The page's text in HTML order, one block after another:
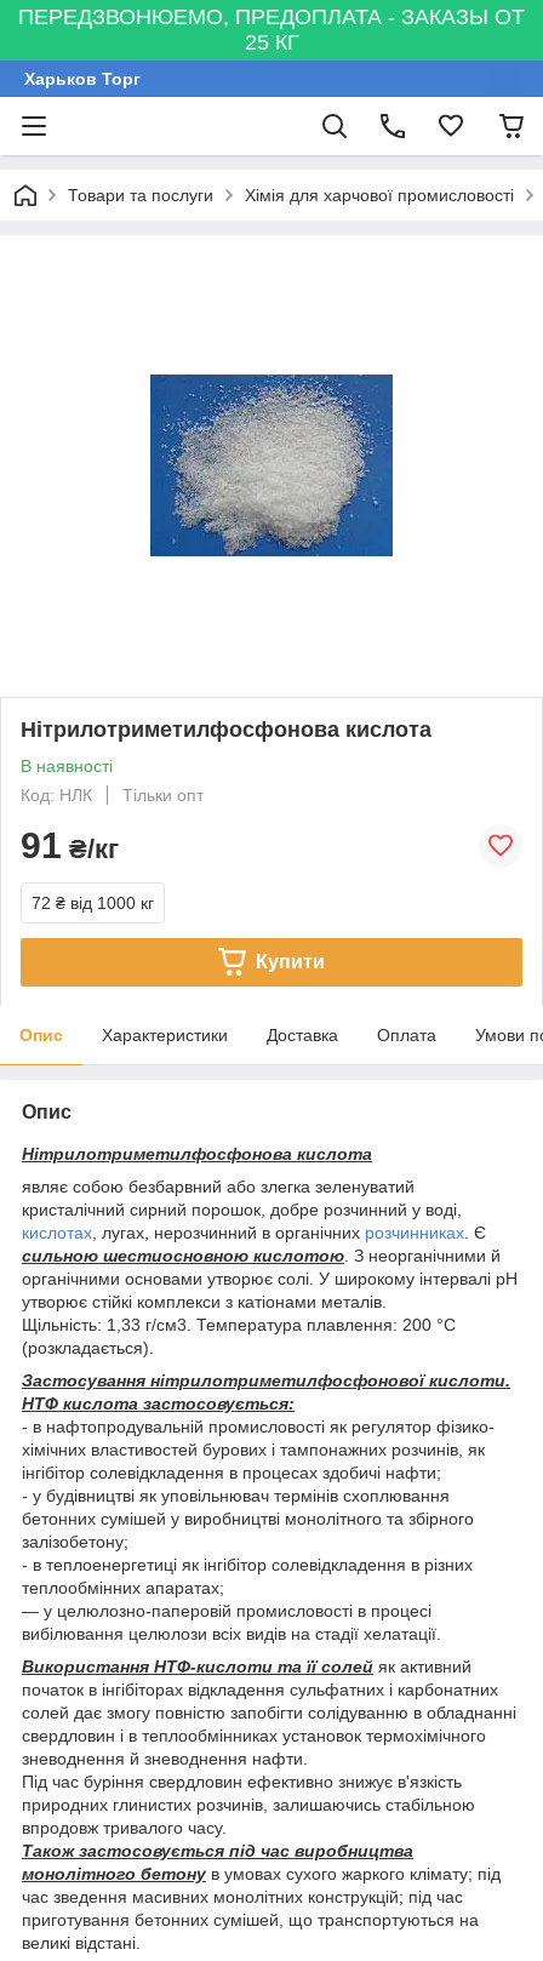
ПЕРЕДЗВОНЮЕМО, ПРЕДОПЛАТА - ЗАКАЗЫ ОТ
25 КГ
Харьков Торг
Товари та послуги Хімія для харчової промисловості
Нітрилотриметилфосфонова кислота
В наявності
Код: НЛК
Тільки опт
91 ₴/кг
72 ₴ від 1000 кг
Купити
Опис Характеристики Доставка Оплата Умови
Опис
Нітрилотриметилфосфонова кислота
являє собою безбарвний або злегка зеленуватий
кристалічний сирний порошок, добре розчинний у воді,
кислотах , лугах, нерозчинний в органічних розчинниках . Є
сильною шестиосновною кислотою . З неорганічними й
органічними основами утворює солі. У широкому інтервалі pH
утворює стійкі комплекси з катіонами металів.
Щільність: 1,33 г/см3. Температура плавлення: 200 °C
(розкладається).
Застосування нітрилотриметилфосфонової кислоти.
НТФ кислота застосовується:
- в нафтопродувальній промисловості як регулятор фізико-
хімічних властивостей бурових і тампонажних розчинів, як
інгібітор солевідкладення в процесах здобичі нафти;
- у будівництві як уповільнювач термінів схоплювання
бетонних сумішей у виробництві монолітного та збірного
залізобетону;
- в теплоенергетиці як інгібітор солевідкладення в різних
теплообмінних апаратах;
— у целюлозно-паперовій промисловості в процесі
вибілювання целюлози всіх видів на стадії хелатації.
Використання НТФ-кислоти та її солей як активний
початок в інгібіторах відкладення сульфатних і карбонатних
солей дає змогу повністю запобігти солідуванню в обладнанні
свердловин і в теплообмінниках установок термохімічного
зневоднення й зневоднення нафти.
Під час буріння свердловин ефективно знижує в'язкість
природних глинистих розчинів, залишаючись стабільною
впродовж тривалого часу.
Також застосовується під час виробництва
монолітного бетону в умовах сухого жаркого клімату; під
час зведення масивних монолітних конструкцій; під час
приготування бетонних сумішей, що транспортуються на
великі відстані.